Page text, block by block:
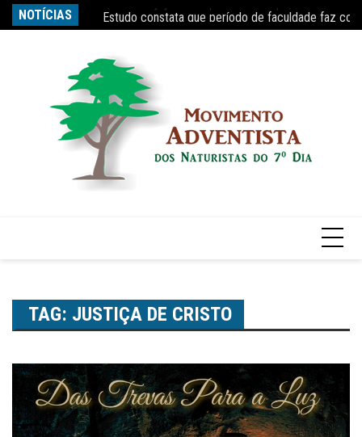
para
NOTÍCIAS
tempo, diz Nobel Estudo constata que período de faculdade faz
TAG: JUSTIÇA DE CRISTO